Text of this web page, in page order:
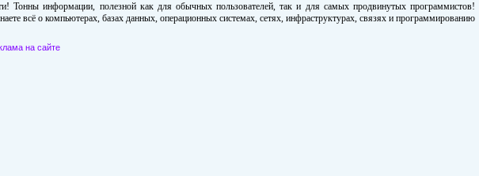
Тонны информации, полезной как для обычных пользователей, так и для самых продвинутых программистов!
всё о компьютерах, базах данных, операционных системах, сетях, инфраструктурах, связях и программированию
на сайте